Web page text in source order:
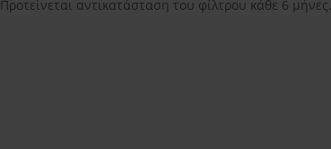
Προτείνεται αντικατάσταση του φίλτρου κάθε 6 μήνες.